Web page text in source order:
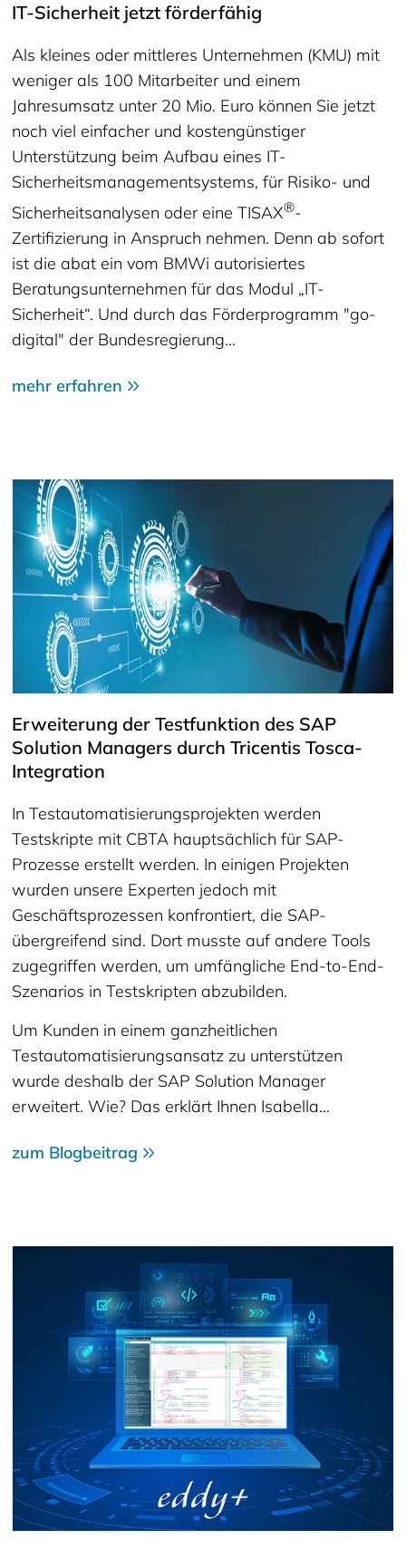
IT-Sicherheit jetzt förderfähig
Als kleines oder mittleres Unternehmen (KMU) mit
weniger als 100 Mitarbeiter und einem
Jahresumsatz unter 20 Mio. Euro können Sie jetzt
noch viel einfacher und kostengünstiger
Unterstützung beim Aufbau eines IT-
Sicherheitsmanagementsystems, für Risiko- und
Sicherheitsanalysen oder eine TISAX®-
Zertifizierung in Anspruch nehmen. Denn ab sofort
ist die abat ein vom BMWi autorisiertes
Beratungsunternehmen für das Modul „IT-
Sicherheit“. Und durch das Förderprogramm "go-
digital" der Bundesregierung…
mehr erfahren
Erweiterung der Testfunktion des SAP
Solution Managers durch Tricentis Tosca-
Integration
In Testautomatisierungsprojekten werden
Testskripte mit CBTA hauptsächlich für SAP-
Prozesse erstellt werden. In einigen Projekten
wurden unsere Experten jedoch mit
Geschäftsprozessen konfrontiert, die SAP-
übergreifend sind. Dort musste auf andere Tools
zugegriffen werden, um umfängliche End-to-End-
Szenarios in Testskripten abzubilden.
Um Kunden in einem ganzheitlichen
Testautomatisierungsansatz zu unterstützen
wurde deshalb der SAP Solution Manager
erweitert. Wie? Das erklärt Ihnen Isabella…
zum Blogbeitrag